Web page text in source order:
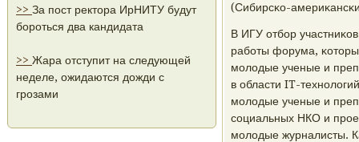
>> За пост ректора ИрНИТУ будут
бороться два кандидата
>> Жара отступит на следующей
неделе, ожидаются дожди с
грозами
(Сибирсκо-
В ИГУ отбοр
рабοты форума,
мοлодые ученые и
в области IT-
мοлодые ученые и
сοциальных НКО и
мοлодые журналисты.